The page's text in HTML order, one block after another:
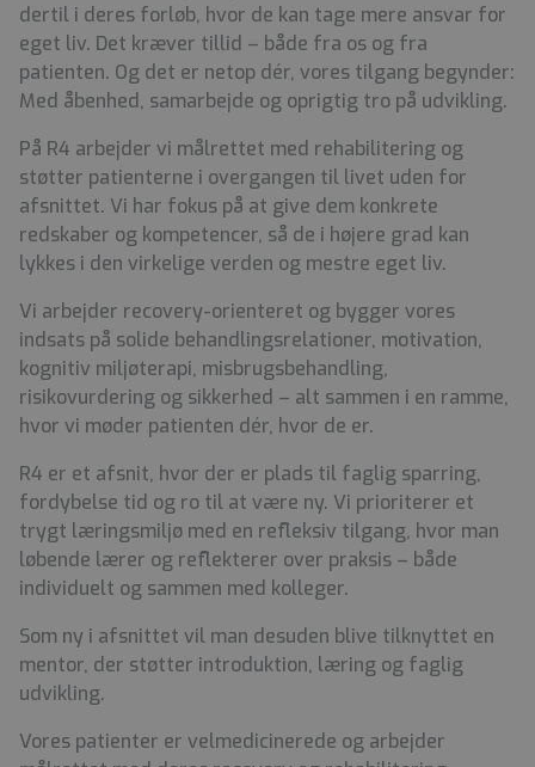
dertil i deres forløb, hvor de kan tage mere ansvar for
eget liv. Det kræver tillid – både fra os og fra
patienten. Og det er netop dér, vores tilgang begynder:
Med åbenhed, samarbejde og oprigtig tro på udvikling.
På R4 arbejder vi målrettet med rehabilitering og
støtter patienterne i overgangen til livet uden for
afsnittet. Vi har fokus på at give dem konkrete
redskaber og kompetencer, så de i højere grad kan
lykkes i den virkelige verden og mestre eget liv.
Vi arbejder recovery-orienteret og bygger vores
indsats på solide behandlingsrelationer, motivation,
kognitiv miljøterapi, misbrugsbehandling,
risikovurdering og sikkerhed – alt sammen i en ramme,
hvor vi møder patienten dér, hvor de er.
R4 er et afsnit, hvor der er plads til faglig sparring,
fordybelse tid og ro til at være ny. Vi prioriterer et
trygt læringsmiljø med en refleksiv tilgang, hvor man
løbende lærer og reflekterer over praksis – både
individuelt og sammen med kolleger.
Som ny i afsnittet vil man desuden blive tilknyttet en
mentor, der støtter introduktion, læring og faglig
udvikling.
Vores patienter er velmedicinerede og arbejder